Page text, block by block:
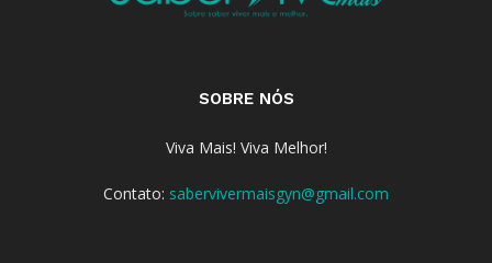
SOBRE NÓS
Viva Mais! Viva Melhor!
Contato: sabervivermaisgyn@gmail.com